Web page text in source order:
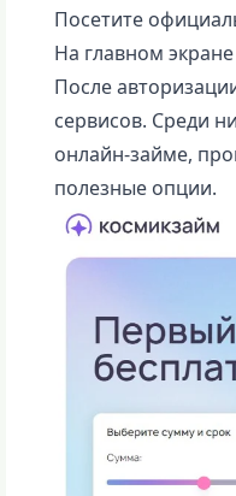
Посетите
На главном
После
сервисов. Среди
онлайн-займе,
полезные опции.